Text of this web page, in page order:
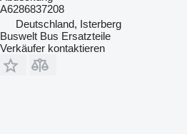
A6286837208
Deutschland, Isterberg
Buswelt Bus Ersatzteile
Verkäufer kontaktieren